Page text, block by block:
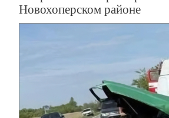
Новохоперском районе